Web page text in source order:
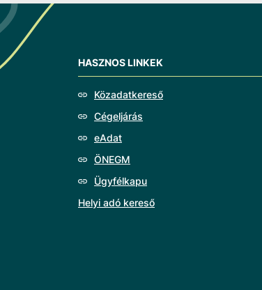
HASZNOS LINKEK
Közadatkereső
Cégeljárás
eAdat
ÖNEGM
Ügyfélkapu
Helyi adó kereső